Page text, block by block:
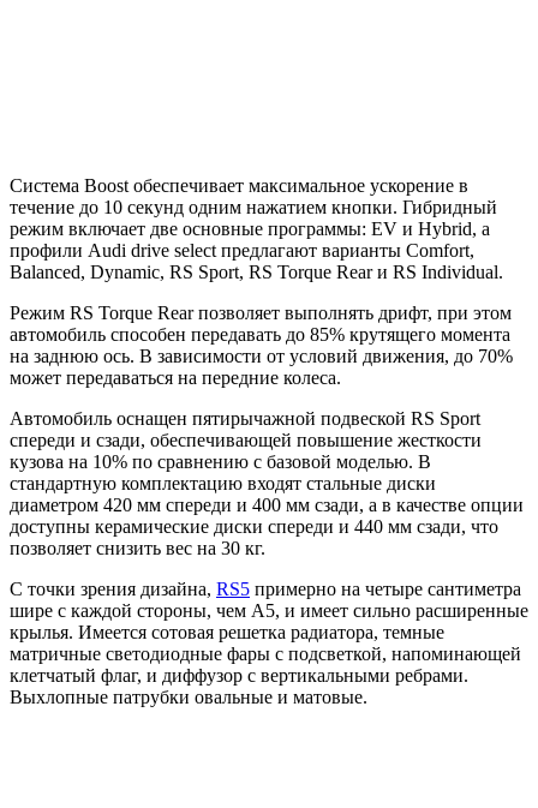
Система Boost обеспечивает максимальное ускорение в
течение до 10 секунд одним нажатием кнопки. Гибридный
режим включает две основные программы: EV и Hybrid, а
профили Audi drive select предлагают варианты Comfort,
Balanced, Dynamic, RS Sport, RS Torque Rear и RS Individual.
Режим RS Torque Rear позволяет выполнять дрифт, при этом
автомобиль способен передавать до 85% крутящего момента
на заднюю ось. В зависимости от условий движения, до 70%
может передаваться на передние колеса.
Автомобиль оснащен пятирычажной подвеской RS Sport
спереди и сзади, обеспечивающей повышение жесткости
кузова на 10% по сравнению с базовой моделью. В
стандартную комплектацию входят стальные диски
диаметром 420 мм спереди и 400 мм сзади, а в качестве опции
доступны керамические диски спереди и 440 мм сзади, что
позволяет снизить вес на 30 кг.
С точки зрения дизайна, RS5 примерно на четыре сантиметра
шире с каждой стороны, чем A5, и имеет сильно расширенные
крылья. Имеется сотовая решетка радиатора, темные
матричные светодиодные фары с подсветкой, напоминающей
клетчатый флаг, и диффузор с вертикальными ребрами.
Выхлопные патрубки овальные и матовые.